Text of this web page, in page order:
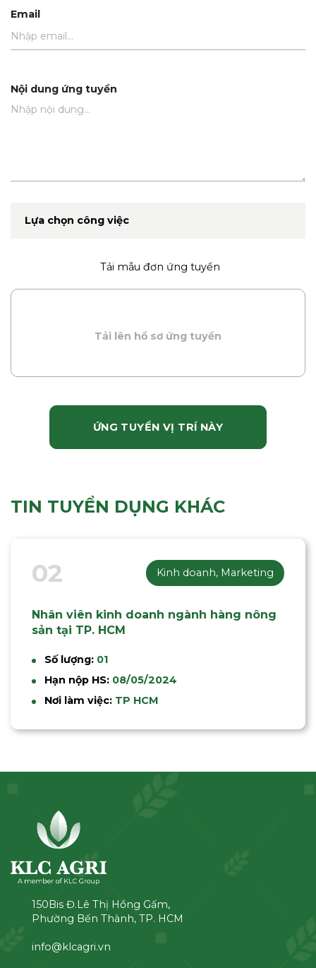
Email
Nội dung ứng tuyển
Lựa chọn công việc
Tải mẫu đơn ứng tuyển
Tải lên hồ sơ ứng tuyển
TIN TUYỂN DỤNG KHÁC
02 Kinh doanh, Marketing
Nhân viên kinh doanh ngành hàng nông
sản tại TP. HCM
Số lượng: 01
Hạn nộp HS: 08/05/2024
Nơi làm việc: TP HCM
150Bis Đ.Lê Thị Hồng Gấm,
Phường Bến Thành, TP. HCM
info@klcagri.vn